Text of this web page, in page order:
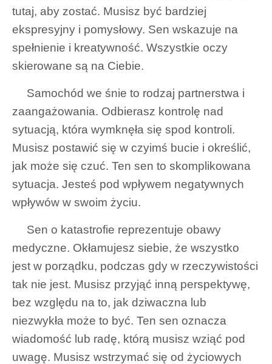
tutaj, aby zostać. Musisz być bardziej
ekspresyjny i pomysłowy. Sen wskazuje na
spełnienie i kreatywność. Wszystkie oczy
skierowane są na Ciebie.
Samochód we śnie to rodzaj partnerstwa i
zaangażowania. Odbierasz kontrolę nad
sytuacją, która wymknęła się spod kontroli.
Musisz postawić się w czyimś bucie i określić,
jak może się czuć. Ten sen to skomplikowana
sytuacja. Jesteś pod wpływem negatywnych
wpływów w swoim życiu.
Sen o katastrofie reprezentuje obawy
medyczne. Okłamujesz siebie, że wszystko
jest w porządku, podczas gdy w rzeczywistości
tak nie jest. Musisz przyjąć inną perspektywę,
bez względu na to, jak dziwaczna lub
niezwykła może to być. Ten sen oznacza
wiadomość lub radę, którą musisz wziąć pod
uwagę. Musisz wstrzymać się od życiowych